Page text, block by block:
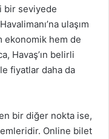
bir seviyede
ulaşım
ekonomik hem de
Havaş’ın belirli
fiyatlar daha da
bir diğer nokta ise,
Online bilet